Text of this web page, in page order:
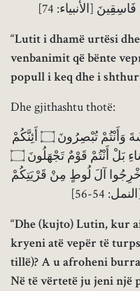
[الأنبياء: 74]
“Lutit i dhamë urtësi
venbanimit që bënte
popull i keq dhe i
Dhe gjithashtu thotë:
وَلُوطًا إِذْ قَالَ لِقَوْمِهِ أَتَأْتُونَ الْفَاحِشَةَ وَأَنْتُمْ تُبْصِرُونَ ۝ أَئِنَّكُمْ
لَتَأْتُونَ الرِّجَالَ شَهْوَةً مِنْ دُونِ النِّسَاءِ بَلْ أَنْتُمْ قَوْمٌ تَجْهَلُونَ ۝
آلَ لُوطٍ مِنْ قَرْيَتِكُمْ
54-56]
“Dhe (kujto) Lutin, kur
kryeni atë vepër të
tillë)? A u afroheni
Në të vërtetë ju jeni një